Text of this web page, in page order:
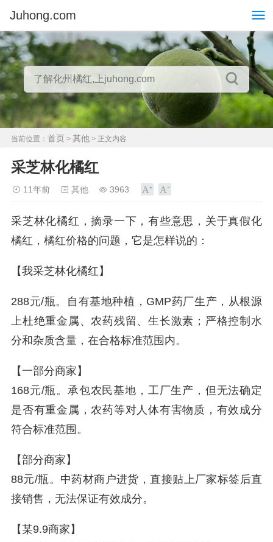
Juhong.com
当前位置： 首页 > 其他 > 正文内容
采芝林化橘红
11年前 其他 3963
采芝林化橘红，摘录一下，有些意思，关于真假化
橘红，橘红价格的问题，它是怎样说的：
【我采芝林化橘红】
288元/瓶。自有基地种植，GMP药厂生产，从根源
上杜绝重金属、农药残留、生长激素；严格控制水
分和杂质含量，在合格标准范围内。
【一部分商家】
168元/瓶。承包农民基地，工厂生产，但无法确定
是否有重金属，农药等对人体有害物质，有效成分
符合标准范围。
【部分商家】
88元/瓶。中药材商户进货，直接贴上厂家标签后直
接销售，无法保证有效成分。
【某9.9商家】